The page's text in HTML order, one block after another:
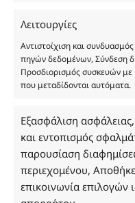
Λειτουργίες
Αντιστοίχιση και
πηγών δεδομένων, Σύνδεση
Προσδιορισμός συσκευών με
που μεταδίδονται αυτόματα.
Εξασφάλιση
και εντοπισμός
παρουσίαση
περιεχομένου,
επικοινωνία επιλογών
Τηλ. 2314 016010
ΑΦΜ 803285309
ΓΕΜΗ 193802504000
Ωράριο
Δευτέρα: 08:30–16:30
Τρίτη: 08:30–16:30
Τετάρτη: 08:30–16:30
Πέμπτη: 08:30–16:30